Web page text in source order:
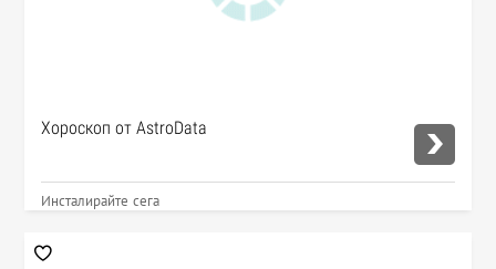
Хороскоп от AstroData
Инсталирайте сега